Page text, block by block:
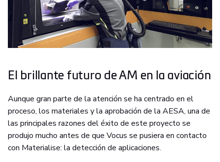
El brillante futuro de AM en la aviación
Aunque gran parte de la atención se ha centrado en el
proceso, los materiales y la aprobación de la AESA, una de
las principales razones del éxito de este proyecto se
produjo mucho antes de que Vocus se pusiera en contacto
con Materialise: la detección de aplicaciones.